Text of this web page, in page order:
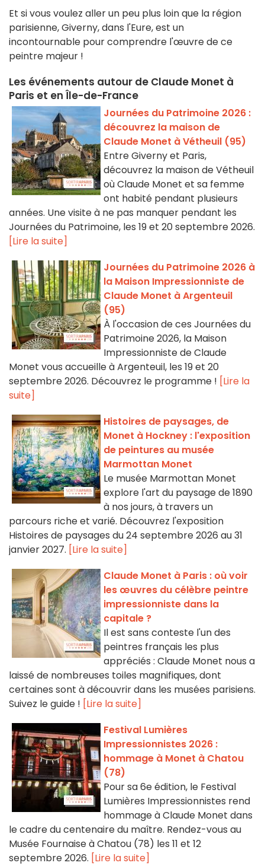
Et si vous voulez aller un peu plus loin que la région
parisienne, Giverny, dans l'Eure, est un
incontournable pour comprendre l'œuvre de ce
peintre majeur !
Les événements autour de Claude Monet à
Paris et en Île-de-France
Journées du Patrimoine 2026 :
découvrez la maison de
Claude Monet à Vétheuil (95)
Entre Giverny et Paris,
découvrez la maison de Vétheuil
où Claude Monet et sa femme
ont habité pendant plusieurs
années. Une visite à ne pas manquer pendant les
Journées du Patrimoine, les 19 et 20 septembre 2026.
[Lire la suite]
Journées du Patrimoine 2026 à
la Maison Impressionniste de
Claude Monet à Argenteuil
(95)
À l'occasion de ces Journées du
Patrimoine 2026, la Maison
Impressionniste de Claude
Monet vous accueille à Argenteuil, les 19 et 20
septembre 2026. Découvrez le programme ! [Lire la
suite]
Histoires de paysages, de
Monet à Hockney : l'exposition
de peintures au musée
Marmottan Monet
Le musée Marmottan Monet
explore l'art du paysage de 1890
à nos jours, à travers un
parcours riche et varié. Découvrez l'exposition
Histoires de paysages du 24 septembre 2026 au 31
janvier 2027. [Lire la suite]
Claude Monet à Paris : où voir
les œuvres du célèbre peintre
impressionniste dans la
capitale ?
Il est sans conteste l'un des
peintres français les plus
appréciés : Claude Monet nous a
laissé de nombreuses toiles magnifiques, dont
certaines sont à découvrir dans les musées parisiens.
Suivez le guide ! [Lire la suite]
Festival Lumières
Impressionnistes 2026 :
hommage à Monet à Chatou
(78)
Pour sa 6e édition, le Festival
Lumières Impressionnistes rend
hommage à Claude Monet dans
le cadre du centenaire du maître. Rendez-vous au
Musée Fournaise à Chatou (78) les 11 et 12
septembre 2026. [Lire la suite]